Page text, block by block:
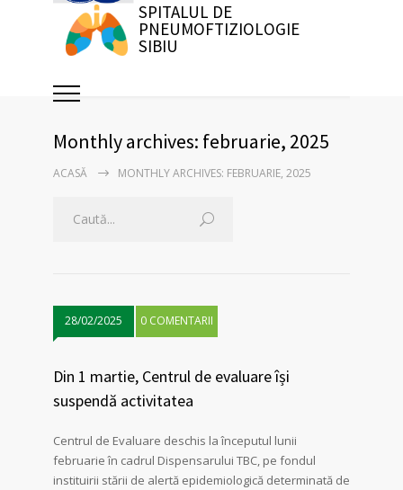
SPITALUL DE
PNEUMOFTIZIOLOGIE
SIBIU
Monthly archives: februarie, 2025
ACASĂ MONTHLY ARCHIVES: FEBRUARIE, 2025
28/02/2025 0 COMENTARII
Din 1 martie, Centrul de evaluare își
suspendă activitatea
Centrul de Evaluare deschis la începutul lunii
februarie în cadrul Dispensarului TBC, pe fondul
instituirii stării de alertă epidemiologică determinată de